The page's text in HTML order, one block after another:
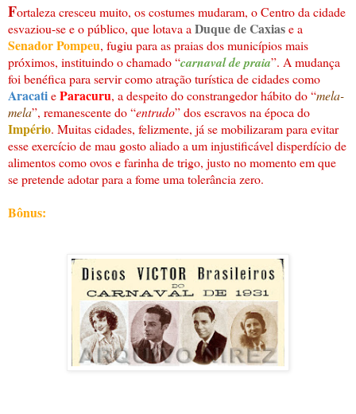
Fortaleza cresceu muito, os costumes mudaram, o Centro da cidade
esvaziou-se e o público, que lotava aDuque de Caxiase a
Senador Pompeu, fugiu para as praias dos municípios mais
próximos, instituindo o chamado “carnaval de praia”. A mudança
foi benéfica para servir como atração turística de cidades como
AracatieParacuru, a despeito do constrangedor hábito do “mela-
mela”, remanescente do “entrudo” dos escravos na época do
Império. Muitas cidades, felizmente, já se mobilizaram para evitar
esse exercício de mau gosto aliado a um injustificável disperdício de
alimentos como ovos e farinha de trigo, justo no momento em que
se pretende adotar para a fome uma tolerância zero.
Bônus: